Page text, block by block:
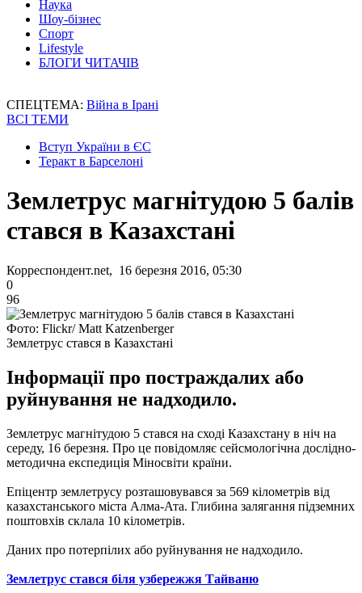
Наука
Шоу-бізнес
Спорт
Lifestyle
БЛОГИ ЧИТАЧІВ
СПЕЦТЕМА: Війна в Ірані
ВСІ ТЕМИ
Вступ України в ЄС
Теракт в Барселоні
Землетрус магнітудою 5 балів
стався в Казахстані
Корреспондент.net, 16 березня 2016, 05:30
0
96
Фото: Flickr/ Matt Katzenberger
Землетрус стався в Казахстані
Інформації про постраждалих або
руйнування не надходило.
Землетрус магнітудою 5 стався на сході Казахстану в ніч на
середу, 16 березня. Про це повідомляє сейсмологічна дослідно-
методична експедиція Міносвіти країни.
Епіцентр землетрусу розташовувався за 569 кілометрів від
казахстанського міста Алма-Ата. Глибина залягання підземних
поштовхів склала 10 кілометрів.
Даних про потерпілих або руйнування не надходило.
Землетрус стався біля узбережжя Тайваню